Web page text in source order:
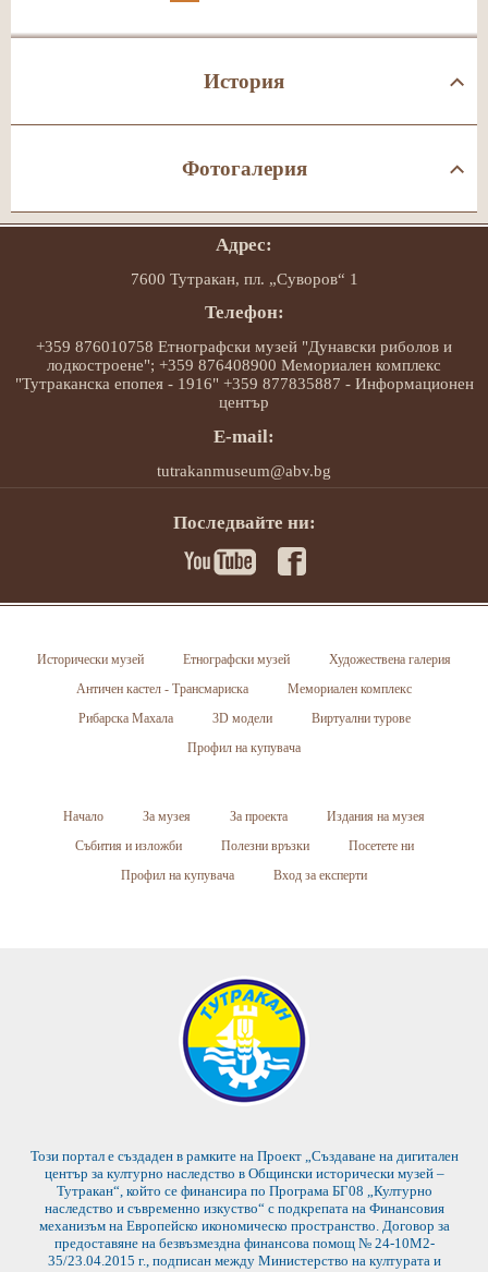
История
Фотогалерия
Адрес:
7600 Тутракан, пл. „Суворов“ 1
Телефон:
+359 876010758 Етнографски музей "Дунавски риболов и
лодкостроене"; +359 876408900 Мемориален комплекс
"Тутраканска епопея - 1916" +359 877835887 - Информационен
център
E-mail:
tutrakanmuseum@abv.bg
Последвайте ни:
Исторически музей Етнографски музей
Художествена галерия
Античен кастел - Трансмариска
Мемориален комплекс
Рибарска Махала
3D модели
Виртуални турове
Профил на купувача
Начало За музея За проекта
Издания на музея
Събития и изложби
Полезни връзки
Посетете ни
Профил на купувача
Вход за експерти
Този портал е създаден в рамките на Проект „Създаване на дигитален
център за културно наследство в Общински исторически музей –
Тутракан“, който се финансира по Програма БГ08 „Културно
наследство и съвременно изкуство“ с подкрепата на Финансовия
механизъм на Европейско икономическо пространство. Договор за
предоставяне на безвъзмездна финансова помощ № 24-10М2-
35/23.04.2015 г., подписан между Министерство на културата и